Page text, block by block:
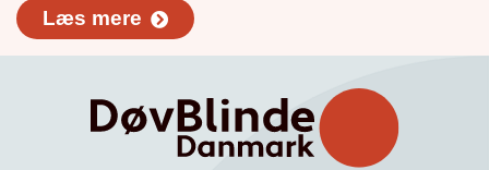
Læs mere